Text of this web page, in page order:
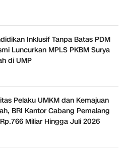
Inklusif Tanpa Batas PDM
Luncurkan MPLS PKBM Surya
di UMP
Pelaku UMKM dan Kemajuan
BRI Kantor Cabang Pemalang
Miliar Hingga Juli 2026